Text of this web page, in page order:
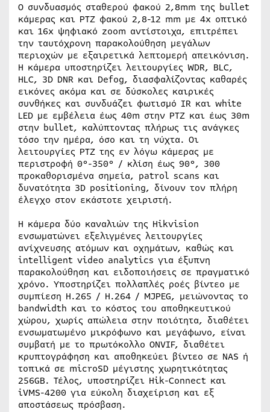
Ο συνδυασμός σταθερού φακού 2,8mm της bullet
κάμερας και PTZ φακού 2,8-12 mm με 4x οπτικό
και 16x ψηφιακό zoom αντίστοιχα, επιτρέπει
την ταυτόχρονη παρακολούθηση μεγάλων
περιοχών με εξαιρετικά λεπτομερή απεικόνιση.
Η κάμερα υποστηρίζει λειτουργίες WDR, BLC,
HLC, 3D DNR και Defog, διασφαλίζοντας καθαρές
εικόνες ακόμα και σε δύσκολες καιρικές
συνθήκες και συνδυάζει φωτισμό IR και white
LED με εμβέλεια έως 40m στην PTZ και έως 30m
στην bullet, καλύπτοντας πλήρως τις ανάγκες
τόσο την ημέρα, όσο και τη νύχτα. Οι
λειτουργίες PTZ της εν λόγω κάμερας με
περιστροφή 0°-350° / κλίση έως 90°, 300
προκαθορισμένα σημεία, patrol scans και
δυνατότητα 3D positioning, δίνουν τον πλήρη
έλεγχο στον εκάστοτε χειριστή.
Η κάμερα δύο καναλιών της Hikvision
ενσωματώνει εξελιγμένες λειτουργίες
ανίχνευσης ατόμων και οχημάτων, καθώς και
intelligent video analytics για έξυπνη
παρακολούθηση και ειδοποιήσεις σε πραγματικό
χρόνο. Υποστηρίζει πολλαπλές ροές βίντεο με
συμπίεση H.265 / H.264 / MJPEG, μειώνοντας το
bandwidth και το κόστος του αποθηκευτικού
χώρου, χωρίς απώλεια στην ποιότητα, διαθέτει
ενσωματωμένο μικρόφωνο και μεγάφωνο, είναι
συμβατή με το πρωτόκολλο ONVIF, διαθέτει
κρυπτογράφηση και αποθηκεύει βίντεο σε NAS ή
τοπικά σε microSD μέγιστης χωρητικότητας
256GB. Τέλος, υποστηρίζει Hik-Connect και
iVMS-4200 για εύκολη διαχείριση και εξ
αποστάσεως πρόσβαση.